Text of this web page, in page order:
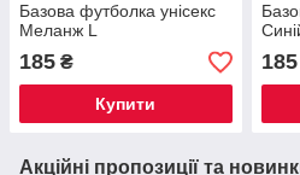
Базова футболка унісекс
Меланж L
185 ₴
Купити
185
Акційні пропозиції та